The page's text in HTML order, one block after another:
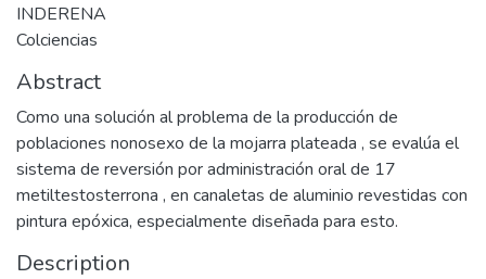
INDERENA
Colciencias
Abstract
Como una solución al problema de la producción de
poblaciones nonosexo de la mojarra plateada , se evalúa el
sistema de reversión por administración oral de 17
metiltestosterrona , en canaletas de aluminio revestidas con
pintura epóxica, especialmente diseñada para esto.
Description